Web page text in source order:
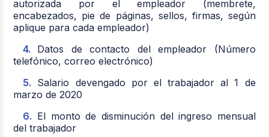
autorizada por el empleador (membrete,
encabezados, pie de páginas, sellos, firmas, según
aplique para cada empleador)
Datos de contacto del empleador (Número
telefónico, correo electrónico)
Salario devengado por el trabajador al 1 de
marzo de 2020
El monto de disminución del ingreso mensual
del trabajador